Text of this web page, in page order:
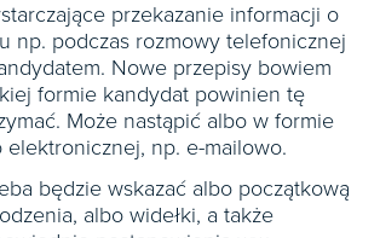
przekazanie informacji o
np. podczas rozmowy telefonicznej
Nowe przepisy bowiem
formie kandydat powinien tę
Może nastąpić albo w formie
elektronicznej, np. e-mailowo.
będzie wskazać albo początkową
albo widełki, a także